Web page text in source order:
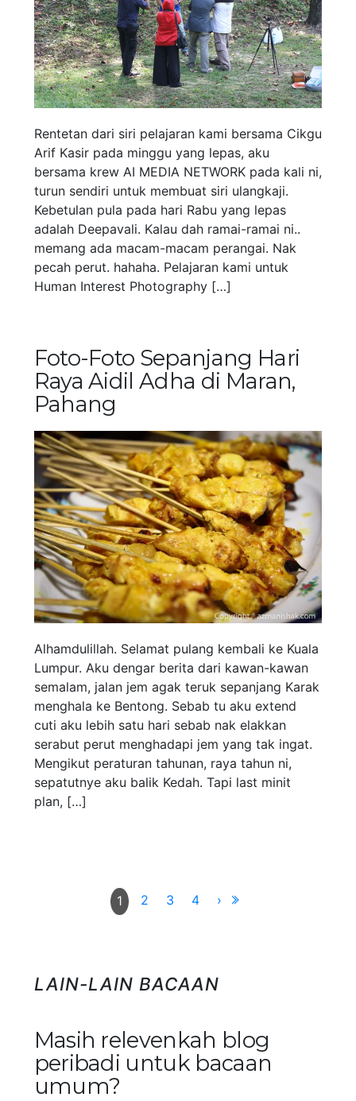
Rentetan dari siri pelajaran kami bersama Cikgu
Arif Kasir pada minggu yang lepas, aku
bersama krew AI MEDIA NETWORK pada kali ni,
turun sendiri untuk membuat siri ulangkaji.
Kebetulan pula pada hari Rabu yang lepas
adalah Deepavali. Kalau dah ramai-ramai ni..
memang ada macam-macam perangai. Nak
pecah perut. hahaha. Pelajaran kami untuk
Human Interest Photography […]
Foto-Foto Sepanjang Hari
Raya Aidil Adha di Maran,
Pahang
Alhamdulillah. Selamat pulang kembali ke Kuala
Lumpur. Aku dengar berita dari kawan-kawan
semalam, jalan jem agak teruk sepanjang Karak
menghala ke Bentong. Sebab tu aku extend
cuti aku lebih satu hari sebab nak elakkan
serabut perut menghadapi jem yang tak ingat.
Mengikut peraturan tahunan, raya tahun ni,
sepatutnye aku balik Kedah. Tapi last minit
plan, […]
1 2 3 4 ›
LAIN-LAIN BACAAN
Masih relevenkah blog
peribadi untuk bacaan
umum?